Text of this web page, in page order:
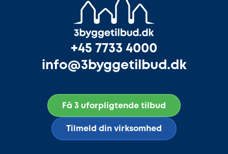
+45 7733 4000
info@3byggetilbud.dk
Få 3 uforpligtende tilbud
Tilmeld din virksomhed